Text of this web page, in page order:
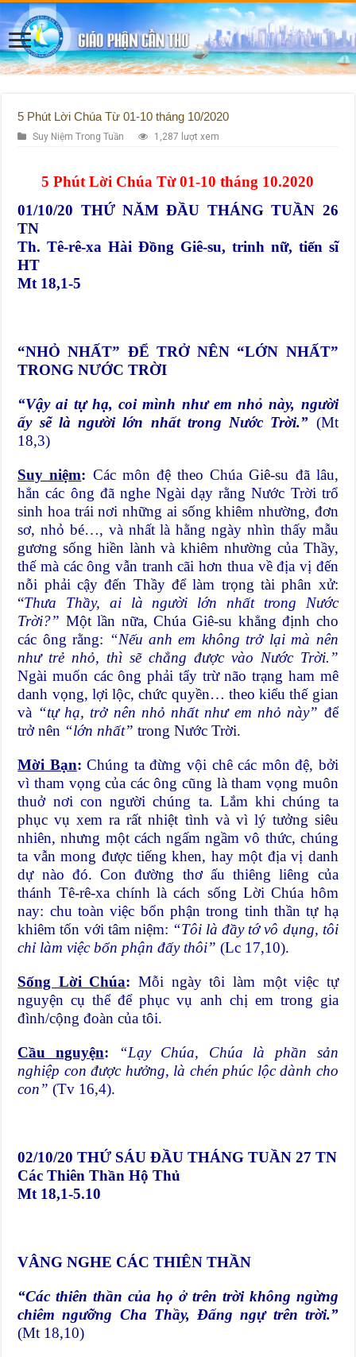
5 Phút Lời Chúa Từ 01-10 tháng 10/2020
Suy Niệm Trong Tuần 1,287 lượt xem
5 Phút Lời Chúa Từ 01-10 tháng 10.2020
01/10/20 THỨ NĂM ĐẦU THÁNG TUẦN 26
TN
Th. Tê-rê-xa Hài Đồng Giê-su, trinh nữ, tiến sĩ
HT
Mt 18,1-5
“NHỎ NHẤT” ĐỂ TRỞ NÊN “LỚN NHẤT”
TRONG NƯỚC TRỜI
“Vậy ai tự hạ, coi mình như em nhỏ này, người
ấy sẽ là người lớn nhất trong Nước Trời.” (Mt
18,3)
Suy niệm: Các môn đệ theo Chúa Giê-su đã lâu,
hẳn các ông đã nghe Ngài dạy rằng Nước Trời trổ
sinh hoa trái nơi những ai sống khiêm nhường, đơn
sơ, nhỏ bé…, và nhất là hằng ngày nhìn thấy mẫu
gương sống hiền lành và khiêm nhường của Thầy,
thế mà các ông vẫn tranh cãi hơn thua về địa vị đến
nỗi phải cậy đến Thầy để làm trọng tài phân xử:
“Thưa Thầy, ai là người lớn nhất trong Nước
Trời?” Một lần nữa, Chúa Giê-su khẳng định cho
các ông rằng: “Nếu anh em không trở lại mà nên
như trẻ nhỏ, thì sẽ chẳng được vào Nước Trời.”
Ngài muốn các ông phải tẩy trừ não trạng ham mê
danh vọng, lợi lộc, chức quyền… theo kiểu thế gian
và “tự hạ, trở nên nhỏ nhất như em nhỏ này” để
trở nên “lớn nhất” trong Nước Trời.
Mời Bạn: Chúng ta đừng vội chê các môn đệ, bởi
vì tham vọng của các ông cũng là tham vọng muôn
thuở nơi con người chúng ta. Lắm khi chúng ta
phục vụ xem ra rất nhiệt tình và vì lý tưởng siêu
nhiên, nhưng một cách ngấm ngầm vô thức, chúng
ta vẫn mong được tiếng khen, hay một địa vị danh
dự nào đó. Con đường thơ ấu thiêng liêng của
thánh Tê-rê-xa chính là cách sống Lời Chúa hôm
nay: chu toàn việc bổn phận trong tinh thần tự hạ
khiêm tốn với tâm niệm: “Tôi là đầy tớ vô dụng, tôi
chỉ làm việc bổn phận đấy thôi” (Lc 17,10).
Sống Lời Chúa: Mỗi ngày tôi làm một việc tự
nguyện cụ thể để phục vụ anh chị em trong gia
đình/cộng đoàn của tôi.
Cầu nguyện: “Lạy Chúa, Chúa là phần sản
nghiệp con được hưởng, là chén phúc lộc dành cho
con”(Tv 16,4).
02/10/20THỨ SÁU ĐẦU THÁNG TUẦN 27 TN
Các Thiên Thần Hộ Thủ
Mt 18,1-5.10
VÂNG NGHE CÁC THIÊN THẦN
“Các thiên thần của họ ở trên trời không ngừng
chiêm ngưỡng Cha Thầy, Đấng ngự trên trời.”
(Mt 18,10)